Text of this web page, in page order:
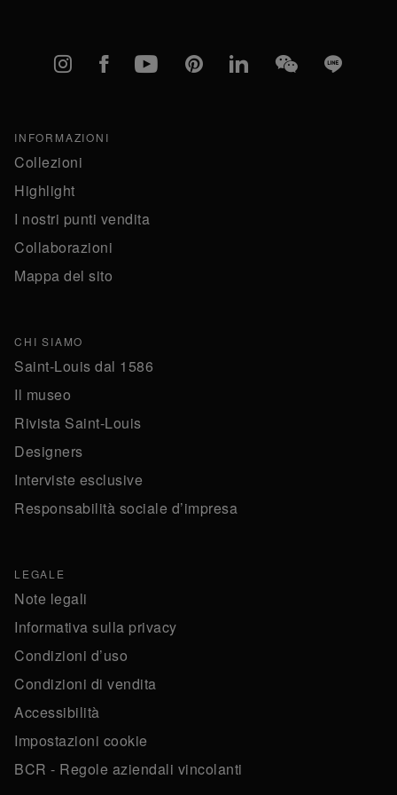
Instagram
FacebookYouTubePinterestlinkedInWeChatLine
INFORMAZIONI
Collezioni
Highlight
I nostri punti vendita
Collaborazioni
Mappa del sito
CHI SIAMO
Saint-Louis dal 1586
Il museo
Rivista Saint-Louis
Designers
Interviste esclusive
Responsabilità sociale d’impresa
LEGALE
Note legali
Informativa sulla privacy
Condizioni d’uso
Condizioni di vendita
Accessibilità
Impostazioni cookie
BCR - Regole aziendali vincolanti